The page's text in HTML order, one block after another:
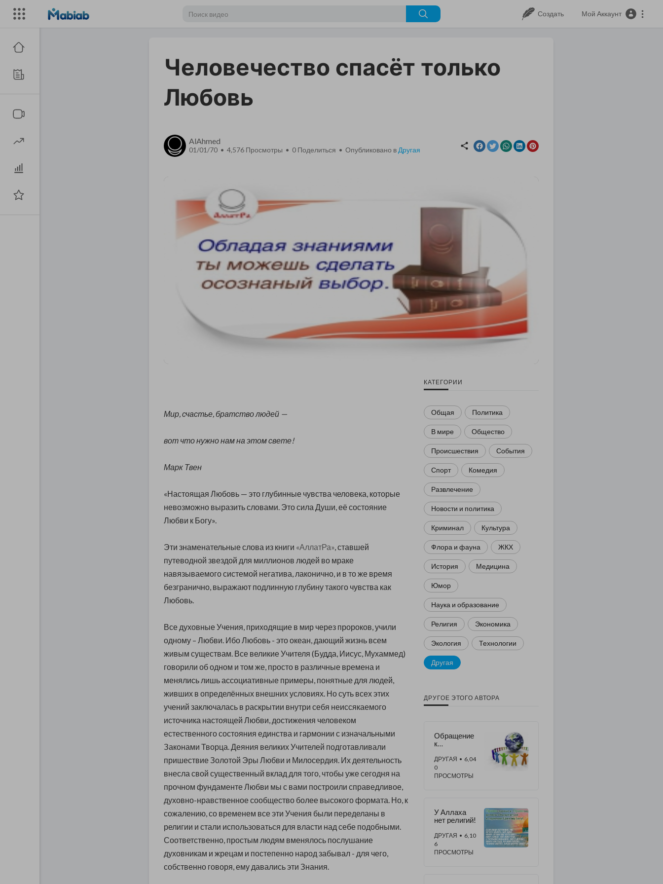
Создать Мой Аккаунт
Человечество спасёт только
Любовь
AlAhmed
01/01/70 • 4,576 Просмотры • 0 Поделиться • Опубликовано в Другая
Мир, счастье, братство людей —
вот что нужно нам на этом свете!
Марк Твен
«Настоящая Любовь — это глубинные чувства человека, которые
невозможно выразить словами. Это сила Души, её состояние
Любви к Богу».
Эти знаменательные слова из книги «АллатРа», ставшей
путеводной звездой для миллионов людей во мраке
навязываемого системой негатива, лаконично, и в то же время
безгранично, выражают подлинную глубину такого чувства как
Любовь.
Все духовные Учения, приходящие в мир через пророков, учили
одному – Любви. Ибо Любовь - это океан, дающий жизнь всем
живым существам. Все великие Учителя (Будда, Иисус, Мухаммед)
говорили об одном и том же, просто в различные времена и
менялись лишь ассоциативные примеры, понятные для людей,
живших в определённых внешних условиях. Но суть всех этих
учений заключалась в раскрытии внутри себя неиссякаемого
источника настоящей Любви, достижения человеком
естественного состояния единства и гармонии с изначальными
Законами Творца. Деяния великих Учителей подготавливали
пришествие Золотой Эры Любви и Милосердия. Их деятельность
внесла свой существенный вклад для того, чтобы уже сегодня на
прочном фундаменте Любви мы с вами построили справедливое,
духовно-нравственное сообщество более высокого формата. Но, к
сожалению, со временем все эти Учения были переделаны в
религии и стали использоваться для власти над себе подобными.
Соответственно, простым людям вменялось послушание
духовникам и жрецам и постепенно народ забывал - для чего,
собственно говоря, ему давались эти Знания.
КАТЕГОРИИ
Общая Политика
В мире Общество
Происшествия События
Спорт Комедия
Развлечение
Новости и политика
Криминал Культура
Флора и фауна ЖКХ
История Медицина
Юмор
Наука и образование
Религия Экономика
Экология Технологии
Другая
ДРУГОЕ ЭТОГО АВТОРА
Обращение
к
ву!
ДРУГАЯ • 6,04
0
ПРОСМОТРЫ
У Аллаха
нет религий!
ДРУГАЯ • 6,10
6
ПРОСМОТРЫ